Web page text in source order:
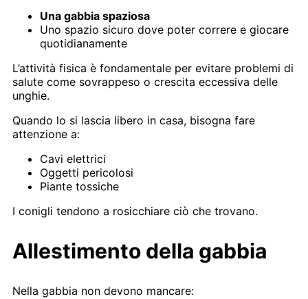
Una gabbia spaziosa
Uno spazio sicuro dove poter correre e giocare
quotidianamente
L’attività fisica è fondamentale per evitare problemi di
salute come sovrappeso o crescita eccessiva delle
unghie.
Quando lo si lascia libero in casa, bisogna fare
attenzione a:
Cavi elettrici
Oggetti pericolosi
Piante tossiche
I conigli tendono a rosicchiare ciò che trovano.
Allestimento della gabbia
Nella gabbia non devono mancare: